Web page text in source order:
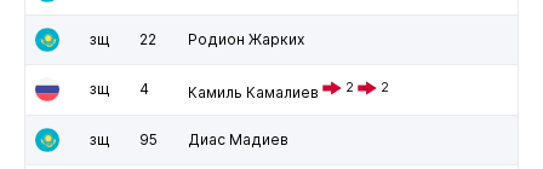
зщ 22 Родион Жарких
зщ 4 Камиль Камалиев 2 2
зщ 95 Диас Мадиев